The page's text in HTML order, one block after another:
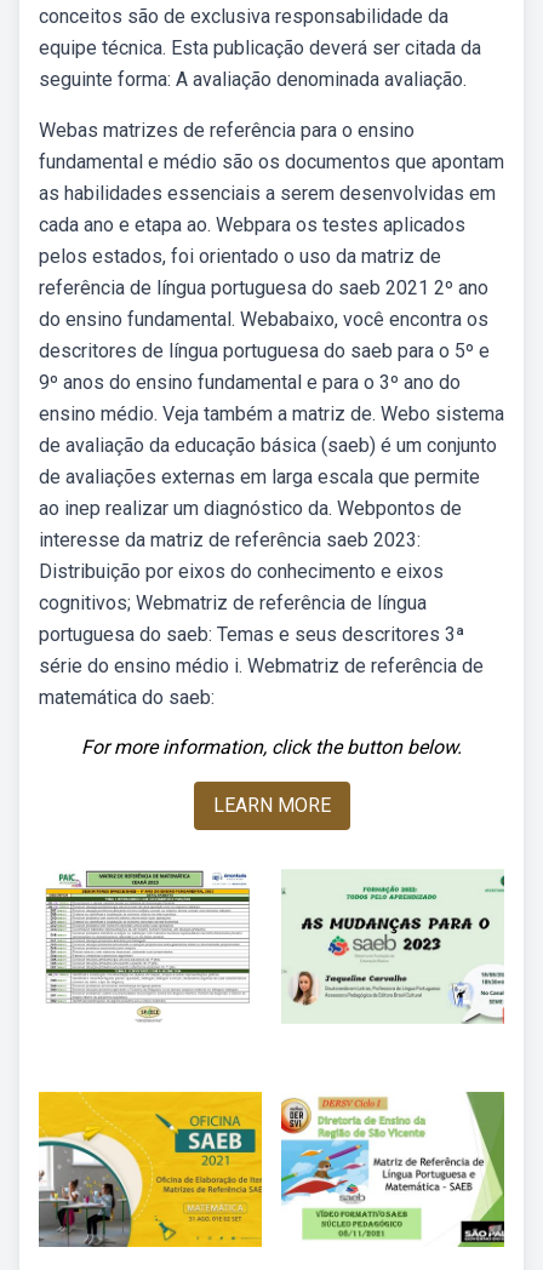
conceitos são de exclusiva responsabilidade da
equipe técnica. Esta publicação deverá ser citada da
seguinte forma: A avaliação denominada avaliação.
Webas matrizes de referência para o ensino
fundamental e médio são os documentos que apontam
as habilidades essenciais a serem desenvolvidas em
cada ano e etapa ao. Webpara os testes aplicados
pelos estados, foi orientado o uso da matriz de
referência de língua portuguesa do saeb 2021 2º ano
do ensino fundamental. Webabaixo, você encontra os
descritores de língua portuguesa do saeb para o 5º e
9º anos do ensino fundamental e para o 3º ano do
ensino médio. Veja também a matriz de. Webo sistema
de avaliação da educação básica (saeb) é um conjunto
de avaliações externas em larga escala que permite
ao inep realizar um diagnóstico da. Webpontos de
interesse da matriz de referência saeb 2023:
Distribuição por eixos do conhecimento e eixos
cognitivos; Webmatriz de referência de língua
portuguesa do saeb: Temas e seus descritores 3ª
série do ensino médio i. Webmatriz de referência de
matemática do saeb:
For more information, click the button below.
LEARN MORE